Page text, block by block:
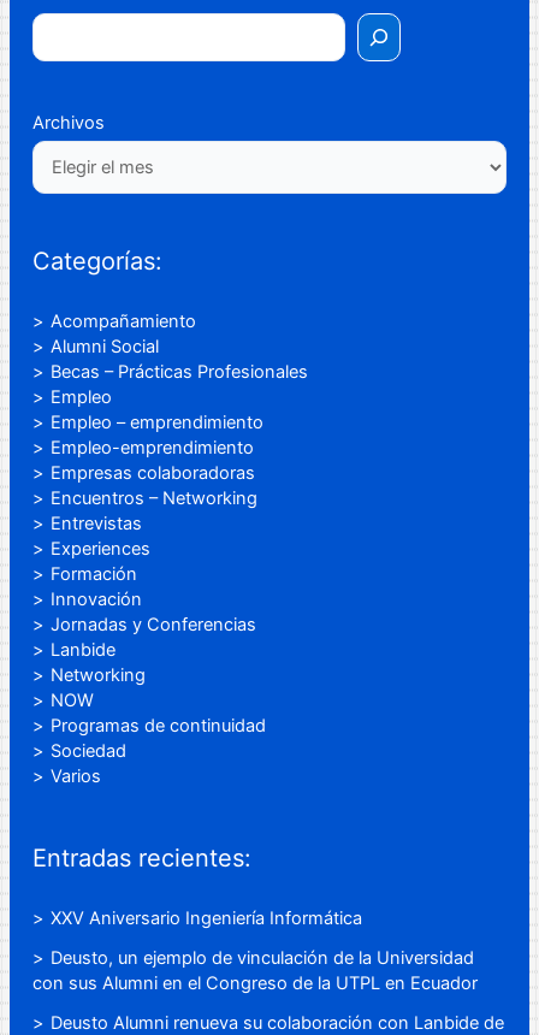
Archivos
Categorías:
Acompañamiento
Alumni Social
Becas – Prácticas Profesionales
Empleo
Empleo – emprendimiento
Empleo-emprendimiento
Empresas colaboradoras
Encuentros – Networking
Entrevistas
Experiences
Formación
Innovación
Jornadas y Conferencias
Lanbide
Networking
NOW
Programas de continuidad
Sociedad
Varios
Entradas recientes:
XXV Aniversario Ingeniería Informática
Deusto, un ejemplo de vinculación de la Universidad
con sus Alumni en el Congreso de la UTPL en Ecuador
Deusto Alumni renueva su colaboración con Lanbide de